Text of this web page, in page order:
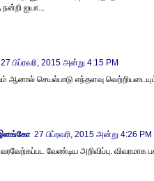
நன்றி ஐயா...
27 பிப்ரவரி, 2015 அன்று 4:15 PM
ஆனால் செயல்பாடு எந்தளவு
இளங்கோ 27 பிப்ரவரி, 2015 அன்று 4:26 PM
வரவேற்கப்பட வேண்டிய அறிவிப்பு.